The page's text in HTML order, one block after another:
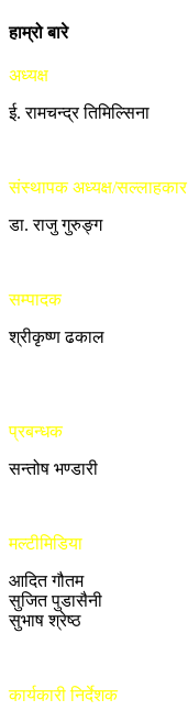
हाम्रो बारे
अध्यक्ष
ई. रामचन्द्र तिमिल्सिना
संस्थापक अध्यक्ष/सल्लाहकार
डा. राजु गुरुङ्ग
सम्पादक
श्रीकृष्ण ढकाल
प्रबन्धक
सन्तोष भण्डारी
मल्टीमिडिया
आदित गौतम
सुजित पुडासैनी
सुभाष श्रेष्ठ
कार्यकारी निर्देशक